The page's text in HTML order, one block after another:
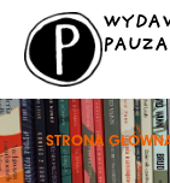
Przejdź
treści
PAUZA
STRONA